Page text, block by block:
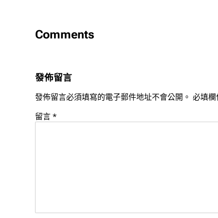
Comments
發佈留言
發佈留言必須填寫的電子郵件地址不會公開。 必填
留言*